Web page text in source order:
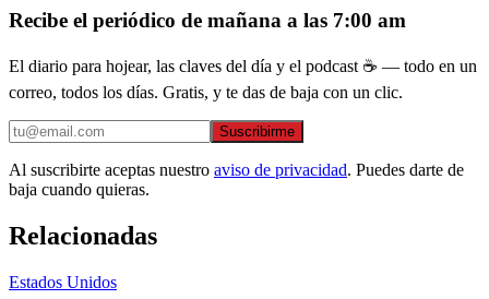
Recibe el periódico de mañana a las 7:00 am
El diario para hojear, las claves del día y el podcast ☕ — todo en un
correo, todos los días. Gratis, y te das de baja con un clic.
Suscribirme
Al suscribirte aceptas nuestro aviso de privacidad. Puedes darte de
baja cuando quieras.
Relacionadas
Estados Unidos